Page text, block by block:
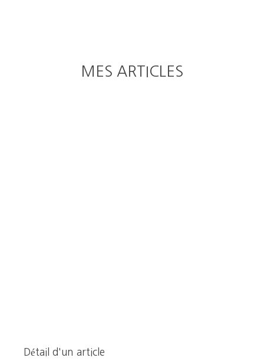
MES ARTICLES
Détail d'un article